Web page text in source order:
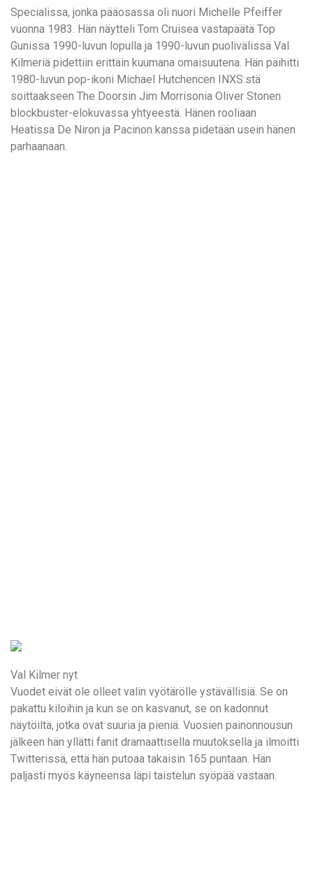
Specialissa, jonka pääosassa oli nuori Michelle Pfeiffer
vuonna 1983. Hän näytteli Tom Cruisea vastapäätä Top
Gunissa 1990-luvun lopulla ja 1990-luvun puolivälissä Val
Kilmeriä pidettiin erittäin kuumana omaisuutena. Hän päihitti
1980-luvun pop-ikoni Michael Hutchencen INXS:stä
soittaakseen The Doorsin Jim Morrisonia Oliver Stonen
blockbuster-elokuvassa yhtyeestä. Hänen rooliaan
Heatissa De Niron ja Pacinon kanssa pidetään usein hänen
parhaanaan.
Val Kilmer nyt
Vuodet eivät ole olleet valin vyötärölle ystävällisiä. Se on
pakattu kiloihin ja kun se on kasvanut, se on kadonnut
näytöiltä, jotka ovat suuria ja pieniä. Vuosien painonnousun
jälkeen hän yllätti fanit dramaattisella muutoksella ja ilmoitti
Twitterissä, että hän putoaa takaisin 165 puntaan. Hän
paljasti myös käyneensa läpi taistelun syöpää vastaan.